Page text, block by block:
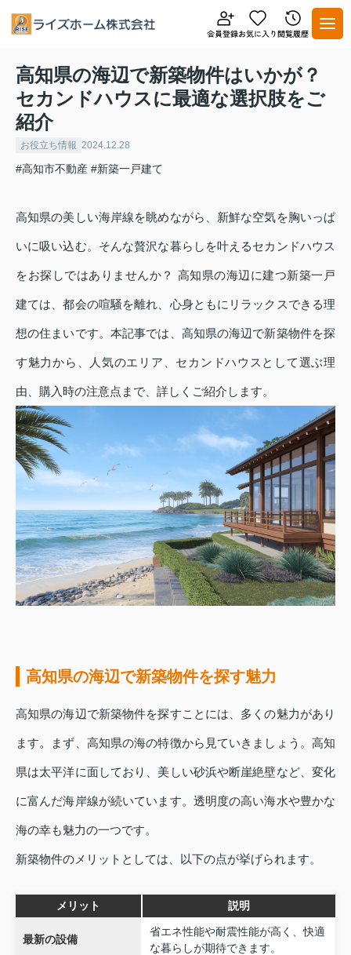
高知県の海辺で新築物件はいかが？
セカンドハウスに最適な選択肢をご
紹介
お役立ち情報 2024.12.28
#高知市不動産 #新築一戸建て
高知県の美しい海岸線を眺めながら、新鮮な空気を胸いっぱ
いに吸い込む。そんな贅沢な暮らしを叶えるセカンドハウス
をお探しではありませんか？ 高知県の海辺に建つ新築一戸
建ては、都会の喧騒を離れ、心身ともにリラックスできる理
想の住まいです。本記事では、高知県の海辺で新築物件を探
す魅力から、人気のエリア、セカンドハウスとして選ぶ理
由、購入時の注意点まで、詳しくご紹介します。
高知県の海辺で新築物件を探す魅力
高知県の海辺で新築物件を探すことには、多くの魅力があり
ます。まず、高知県の海の特徴から見ていきましょう。高知
県は太平洋に面しており、美しい砂浜や断崖絶壁など、変化
に富んだ海岸線が続いています。透明度の高い海水や豊かな
海の幸も魅力の一つです。
新築物件のメリットとしては、以下の点が挙げられます。
メリット 説明
最新の設備
省エネ性能や耐震性能が高く、快適
な暮らしが期待できます。